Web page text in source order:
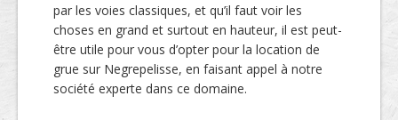
par les voies classiques, et qu’il faut voir les
choses en grand et surtout en hauteur, il est peut-
être utile pour vous d’opter pour la location de
grue sur Negrepelisse, en faisant appel à notre
société experte dans ce domaine.